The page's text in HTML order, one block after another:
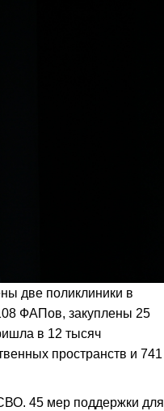
две поликлиники в
ФАПов, закуплены 25
в 12 тысяч
пространств и 741
45 мер поддержки для